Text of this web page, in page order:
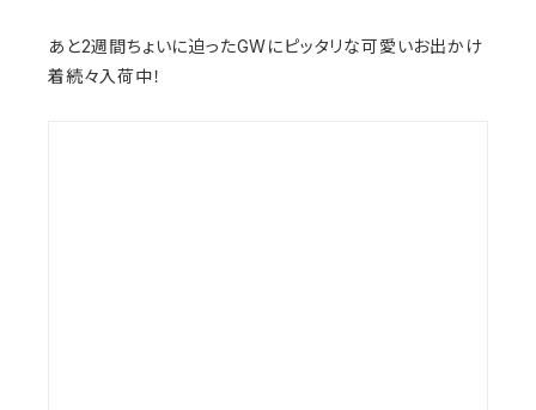
あと2週間ちょいに迫ったGWにピッタリな可愛いお出かけ
着続々入荷中！